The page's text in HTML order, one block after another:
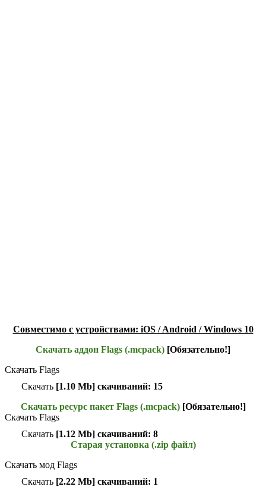
Совместимо с устройствами: iOS / Android / Windows 10
Скачать аддон Flags (.mcpack) [Обязательно!]
Скачать Flags
Скачать [1.10 Mb] скачиваний: 15
Скачать ресурс пакет Flags (.mcpack) [Обязательно!]
Скачать Flags
Скачать [1.12 Mb] скачиваний: 8
Старая установка (.zip файл)
Скачать мод Flags
Скачать [2.22 Mb] скачиваний: 1